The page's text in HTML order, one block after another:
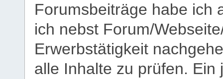
Forumsbeiträge habe ich
ich nebst Forum/
Erwerbstätigkeit
alle Inhalte zu prüfen.